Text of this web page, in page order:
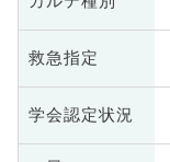
救急指定
学会認定状況